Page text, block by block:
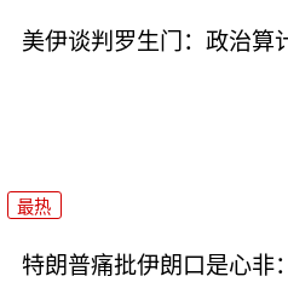
美伊谈判罗生门：政治算
最热
特朗普痛批伊朗口是心非